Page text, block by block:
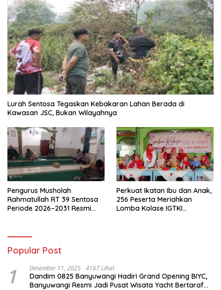
Lurah Sentosa Tegaskan Kebakaran Lahan Berada di
Kawasan JSC, Bukan Wilayahnya
Pengurus Musholah
Rahmatullah RT 39 Sentosa
Periode 2026–2031 Resmi
Perkuat Ikatan Ibu dan Anak,
256 Peserta Meriahkan
Lomba Kolase IGTKI
Popular Post
1 Desember 11, 2025 4167 Lihat
Dandim 0825 Banyuwangi Hadiri Grand Opening BIYC,
Banyuwangi Resmi Jadi Pusat Wisata Yacht Bertaraf